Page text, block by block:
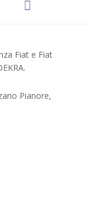
Fiat e Fiat
Pianore,